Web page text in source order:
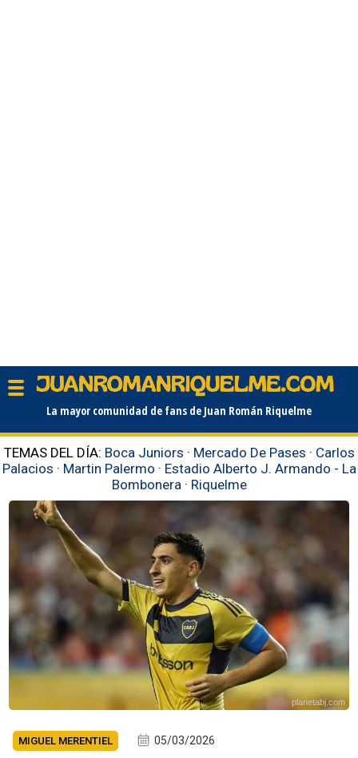
La mayor comunidad de fans de Juan Román Riquelme
TEMAS DEL DÍA: Boca Juniors · Mercado De Pases · Carlos
Palacios · Martin Palermo · Estadio Alberto J. Armando - La
Bombonera · Riquelme
planetabj.com
MIGUEL MERENTIEL 05/03/2026